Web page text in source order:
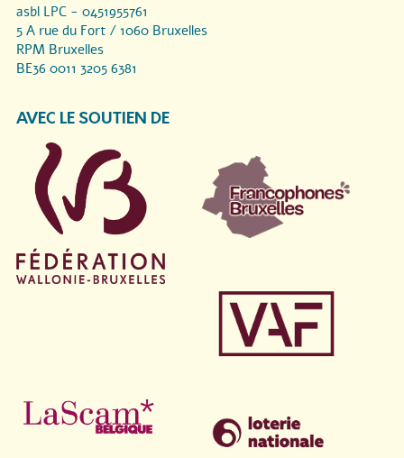
asbl LPC - 0451955761
5 A rue du Fort / 1060 Bruxelles
RPM Bruxelles
BE36 0011 3205 6381
AVEC LE SOUTIEN DE